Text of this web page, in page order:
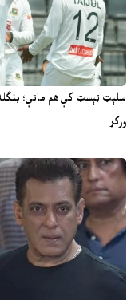
سلېټ ټېسټ کې هم ماتې؛
ورکړ